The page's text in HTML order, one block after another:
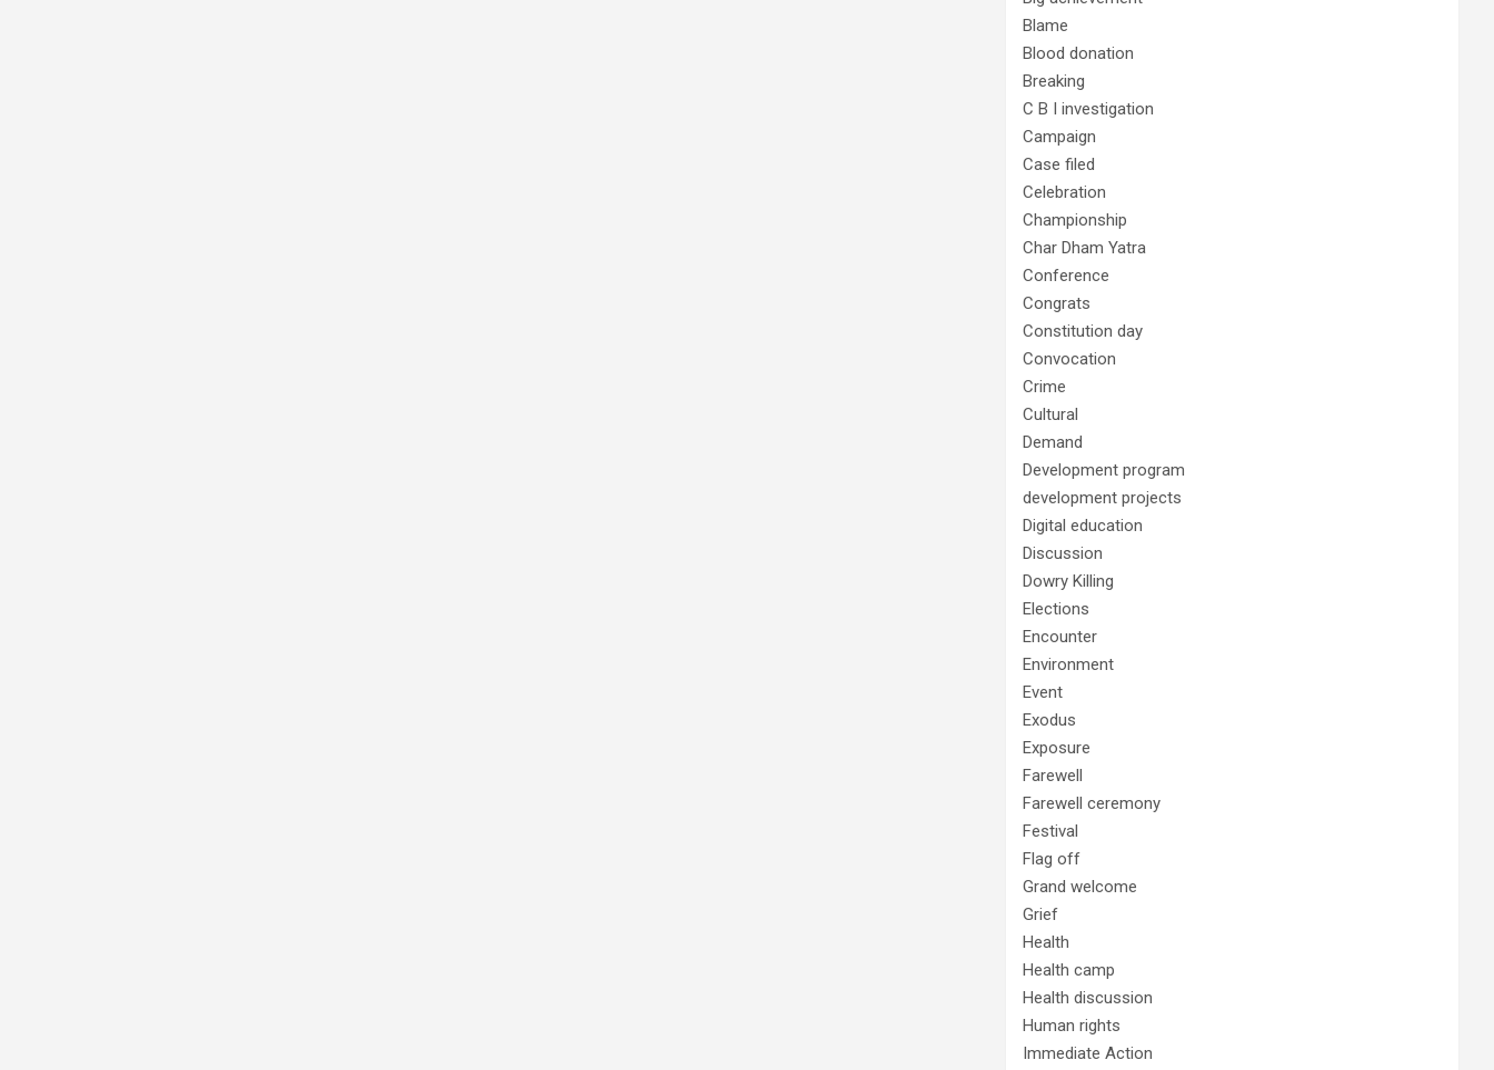
Blame
Blood donation
Breaking
C B I investigation
Campaign
Case filed
Celebration
Championship
Char Dham Yatra
Conference
Congrats
Constitution day
Convocation
Crime
Cultural
Demand
Development program
development projects
Digital education
Discussion
Dowry Killing
Elections
Encounter
Environment
Event
Exodus
Exposure
Farewell
Farewell ceremony
Festival
Flag off
Grand welcome
Grief
Health
Health camp
Health discussion
Human rights
Immediate Action